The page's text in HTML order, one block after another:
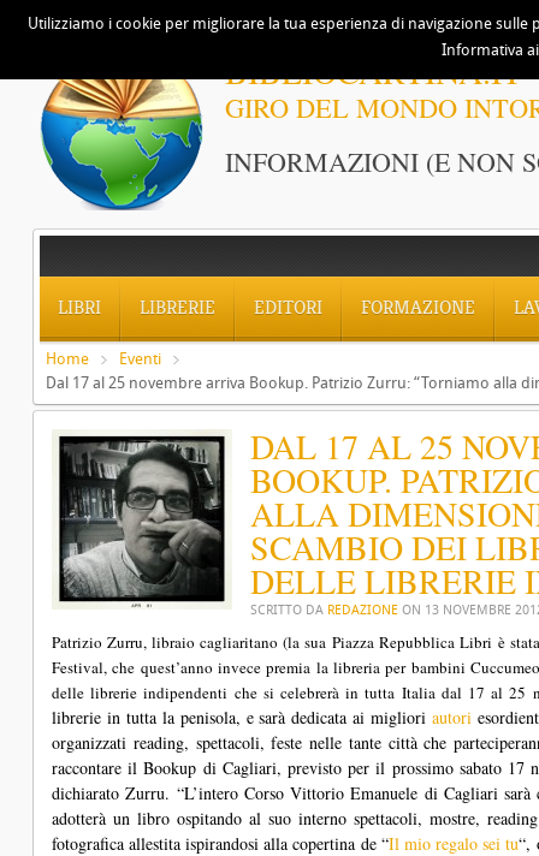
BIBLIOCARTINA.IT
GIRO DEL MONDO
INFORMAZIONI (E NON
LIBRI LIBRERIE EDITORI FORMAZIONE
Home
Eventi
Dal 17 al 25 novembre arriva Bookup. Patrizio Zurru: “Torniamo alla
DAL 17 AL 25
BOOKUP.
ALLA
SCAMBIO DEI
DELLE LIBRERIE
SCRITTO DA REDAZIONE ON 13 NOVEMBRE
Patrizio Zurru, libraio cagliaritano (la sua Piazza Repubblica Libri è
Festival, che quest’anno invece premia la libreria per bambini Cuccumeo
delle librerie indipendenti che si celebrerà in tutta Italia dal 17 al 25
librerie in tutta la penisola, e sarà dedicata ai migliori autori
organizzati reading, spettacoli, feste nelle tante città che
raccontare il Bookup di Cagliari, previsto per il prossimo sabato 17
dichiarato Zurru. “L’intero Corso Vittorio Emanuele di Cagliari
adotterà un libro ospitando al suo interno spettacoli, mostre,
fotografica allestita ispirandosi alla copertina de “Il mio regalo sei tu“,
Utilizziamo i cookie per migliorare la tua esperienza di navigazione
Informativa ai